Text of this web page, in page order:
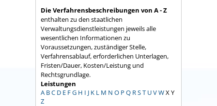
Die Verfahrensbeschreibungen von A - Z
enthalten zu den staatlichen
Verwaltungsdienstleistungen jeweils alle
wesentlichen Informationen zu
Voraussetzungen, zuständiger Stelle,
Verfahrensablauf, erforderlichen Unterlagen,
Fristen/Dauer, Kosten/Leistung und
Rechtsgrundlage.
Leistungen
A BC D E FG H I J K L M N O P Q RST UVWX Y
Z